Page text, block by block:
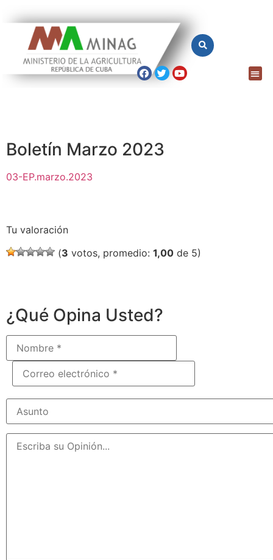
Boletín Marzo 2023
03-EP.marzo.2023
Tu valoración
(3 votos, promedio: 1,00 de 5)
¿Qué Opina Usted?